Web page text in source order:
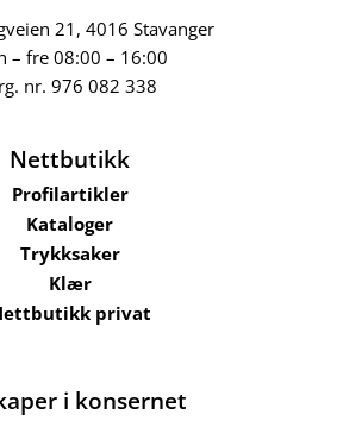
21 , 4016 Stavanger
– fre 08:00 – 16:00
nr. 976 082 338
Nettbutikk
Profilartikler
Kataloger
Trykksaker
Klær
privat
i konsernet